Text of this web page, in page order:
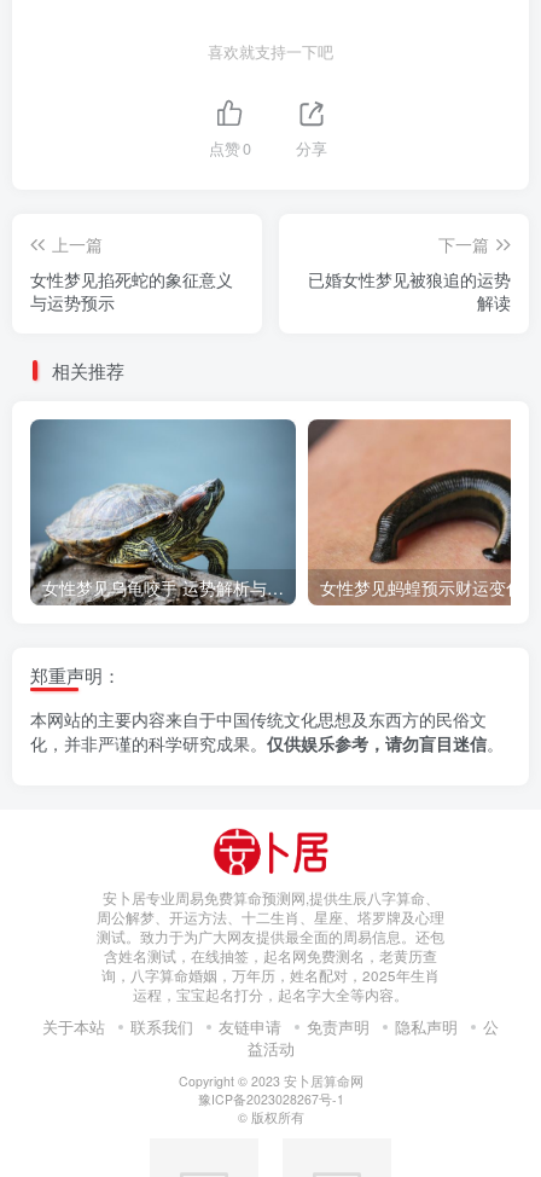
喜欢就支持一下吧
点赞0 分享
上一篇
女性梦见掐死蛇的象征意义
与运势预示
下一篇
已婚女性梦见被狼追的运势
解读
相关推荐
女性梦见乌龟咬手 运势解析与预兆 女性梦见蚂蝗预示财运变化
郑重声明：
本网站的主要内容来自于中国传统文化思想及东西方的民俗文
化，并非严谨的科学研究成果。 仅供娱乐参考，请勿盲目迷信。
安卜居专业周易免费算命预测网,提供生辰八字算命、
周公解梦、开运方法、十二生肖、星座、塔罗牌及心理
测试。致力于为广大网友提供最全面的周易信息。还包
含姓名测试，在线抽签，起名网免费测名，老黄历查
询，八字算命婚姻，万年历，姓名配对，2025年生肖
运程，宝宝起名打分，起名字大全等内容。
关于本站 联系我们 友链申请 免责声明 隐私声明
公
益活动
Copyright © 2023 安卜居算命网
豫ICP备2023028267号-1
© 版权所有